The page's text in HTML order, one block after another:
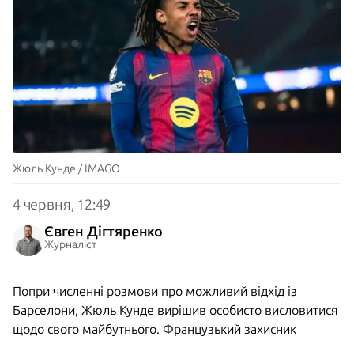
Жюль Кунде / IMAGO
4 червня, 12:49
Євген Дігтяренко
Журналіст
Попри численні розмови про можливий відхід із
Барселони, Жюль Кунде вирішив особисто висловитися
щодо свого майбутнього. Французький захисник